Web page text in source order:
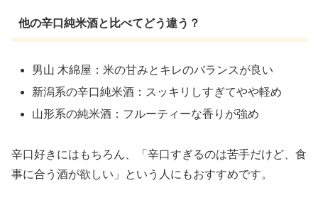
他の辛口純米酒と比べてどう違う？
男山 木綿屋：米の甘みとキレのバランスが良い
新潟系の辛口純米酒：スッキリしすぎてやや軽め
山形系の純米酒：フルーティーな香りが強め
辛口好きにはもちろん、「辛口すぎるのは苦手だけど、食
事に合う酒が欲しい」という人にもおすすめです。